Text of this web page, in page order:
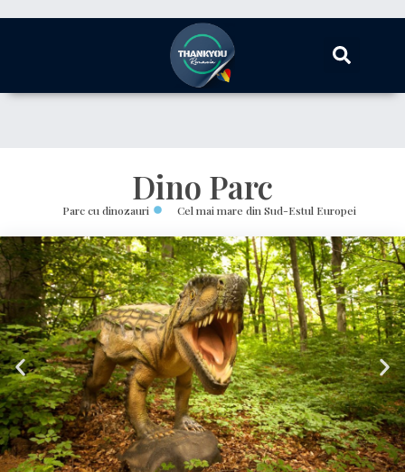
Dino Parc
Parc cu dinozauri Cel mai mare din Sud-Estul Europei